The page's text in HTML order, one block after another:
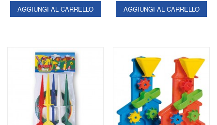
AGGIUNGI AL CARRELLO AGGIUNGI AL CARRELLO